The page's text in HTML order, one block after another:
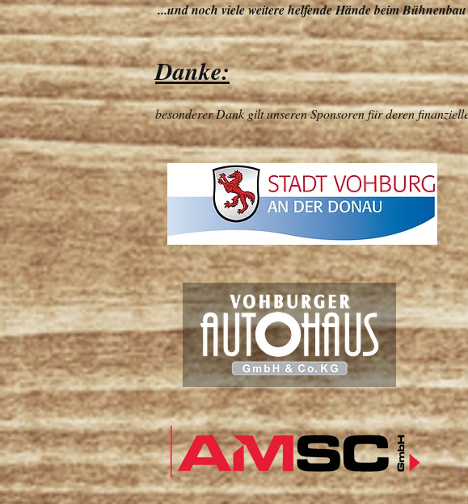
...und noch viele weitere helfende Hände beim
Danke:
besonderer Dank gilt unseren Sponsoren für deren